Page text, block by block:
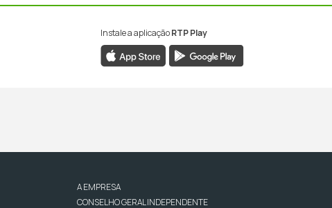
Instale a aplicaçãoRTP Play
A EMPRESA
CONSELHO GERAL INDEPENDENTE